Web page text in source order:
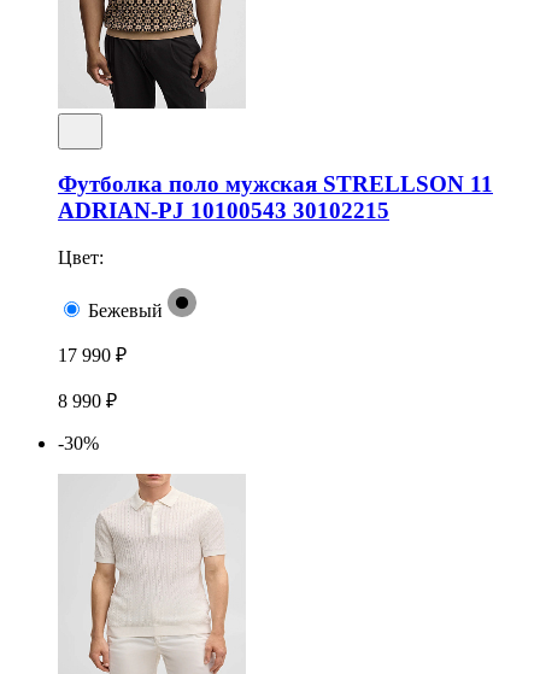
Футболка поло мужская STRELLSON 11
ADRIAN-PJ 10100543 30102215
Цвет:
Бежевый
17 990 ₽
8 990 ₽
-30%